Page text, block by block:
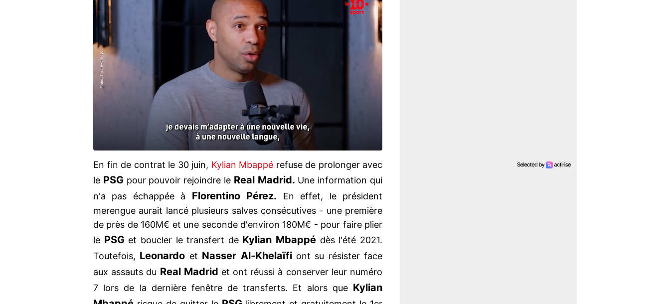
En fin de contrat le 30 juin, Kylian Mbappé refuse de prolonger avec
le PSGpour pouvoir rejoindre le Real Madrid. Une information qui
n'a pas échappée à Florentino Pérez. En effet, le président
merengue aurait lancé plusieurs salves consécutives - une première
de près de 160M€ et une seconde d'environ 180M€ - pour faire plier
le PSGet boucler le transfert de Kylian Mbappé dès l'été 2021.
Toutefois, Leonardo et Nasser Al-Khelaïfiont su résister face
aux assauts du Real Madrid et ont réussi à conserver leur numéro
7 lors de la dernière fenêtre de transferts. Et alors que Kylian